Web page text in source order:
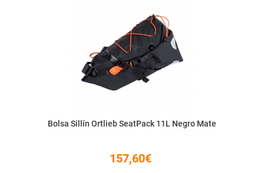
Bolsa Sillín Ortlieb SeatPack 11L Negro Mate
157,60€